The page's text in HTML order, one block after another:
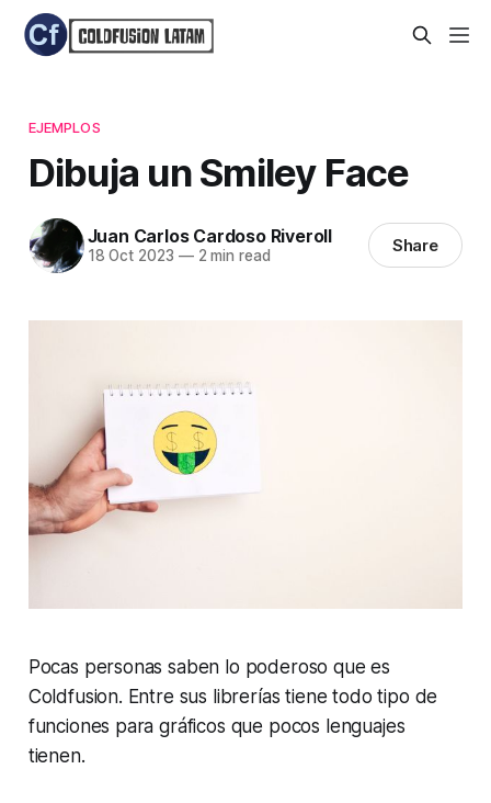
EJEMPLOS
Dibuja un Smiley Face
Juan Carlos Cardoso Riveroll
18 Oct 2023 —2 min read Share
Pocas personas saben lo poderoso que es
Coldfusion. Entre sus librerías tiene todo tipo de
funciones para gráficos que pocos lenguajes
tienen.